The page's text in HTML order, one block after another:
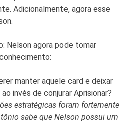
Adicionalmente, agora esse
Nelson agora pode tomar
manter aquele card e deixar
invés de conjurar Aprisionar?
estratégicas foram fortemente
sabe que Nelson possui um